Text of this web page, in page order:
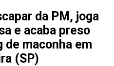
da PM, joga
e acaba preso
de maconha em
(SP)